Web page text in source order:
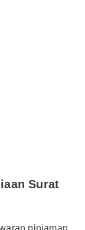
Surat
pinjaman